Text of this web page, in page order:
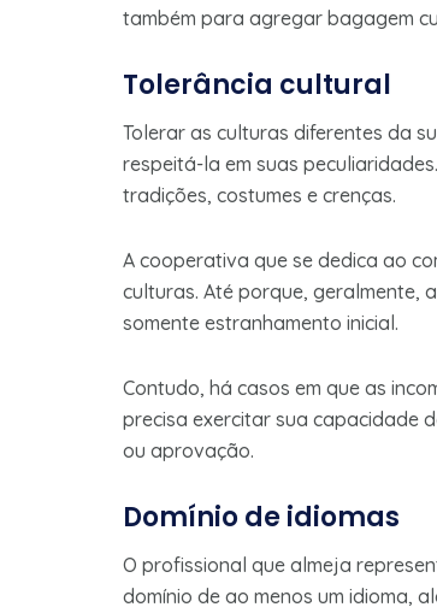
também para agregar bagagem
Tolerância cultural
Tolerar as culturas diferentes da
respeitá-la em suas
tradições, costumes e crenças.
A cooperativa que se dedica ao
culturas. Até porque, geralmente,
somente estranhamento inicial.
Contudo, há casos em que as
precisa exercitar sua capacidade
ou aprovação.
Domínio de idiomas
O profissional que almeja
domínio de ao menos um idioma,